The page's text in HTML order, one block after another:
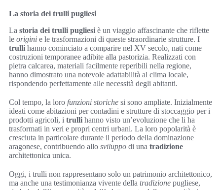
La storia dei trulli pugliesi
La storia dei trulli pugliesi è un viaggio affascinante che riflette
le origini e le trasformazioni di queste straordinarie strutture. I
trulli hanno cominciato a comparire nel XV secolo, nati come
costruzioni temporanee adibite alla pastorizia. Realizzati con
pietra calcarea, materiali facilmente reperibili nella regione,
hanno dimostrato una notevole adattabilità al clima locale,
rispondendo perfettamente alle necessità degli abitanti.
Col tempo, la loro funzioni storiche si sono ampliate. Inizialmente
ideati come abitazioni per contadini e strutture di stoccaggio per i
prodotti agricoli, i trulli hanno visto un’evoluzione che li ha
trasformati in veri e propri centri urbani. La loro popolarità è
cresciuta in particolare durante il periodo della dominazione
aragonese, contribuendo allo sviluppo di una tradizione
architettonica unica.
Oggi, i trulli non rappresentano solo un patrimonio architettonico,
ma anche una testimonianza vivente della tradizione pugliese,